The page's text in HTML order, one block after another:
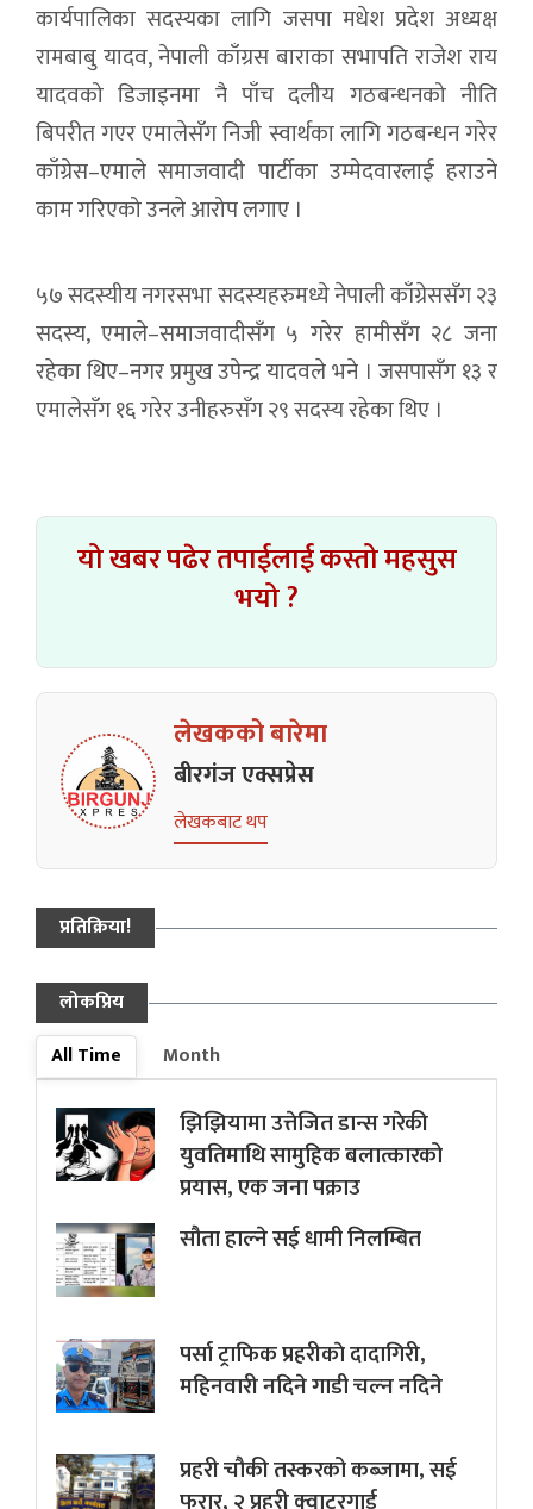
कार्यपालिका सदस्यका लागि जसपा मधेश प्रदेश अध्यक्ष
रामबाबु यादव, नेपाली काँग्रस बाराका सभापति राजेश राय
यादवको डिजाइनमा नै पाँच दलीय गठबन्धनको नीति
बिपरीत गएर एमालेसँग निजी स्वार्थका लागि गठबन्धन गरेर
काँग्रेस–एमाले समाजवादी पार्टीका उम्मेदवारलाई हराउने
काम गरिएको उनले आरोप लगाए ।
५७ सदस्यीय नगरसभा सदस्यहरुमध्ये नेपाली काँग्रेससँग २३
सदस्य, एमाले–समाजवादीसँग ५ गरेर हामीसँग २८ जना
रहेका थिए–नगर प्रमुख उपेन्द्र यादवले भने । जसपासँग १३ र
एमालेसँग १६ गरेर उनीहरुसँग २९ सदस्य रहेका थिए ।
यो खबर पढेर तपाईलाई कस्तो महसुस
भयो ?
लेखकको बारेमा
बीरगंज एक्सप्रेस
लेखकबाट थप
प्रतिक्रिया!
लोकप्रिय
All Time
Month
झिझियामा उत्तेजित डान्स गरेकी
युवतिमाथि सामुहिक बलात्कारको
प्रयास, एक जना पक्राउ
सौता हाल्ने सई धामी निलम्बित
पर्सा ट्राफिक प्रहरीकाे दादागिरी,
महिनवारी नदिने गाडी चल्न नदिने
प्रहरी चौकी तस्करको कब्जामा, सई